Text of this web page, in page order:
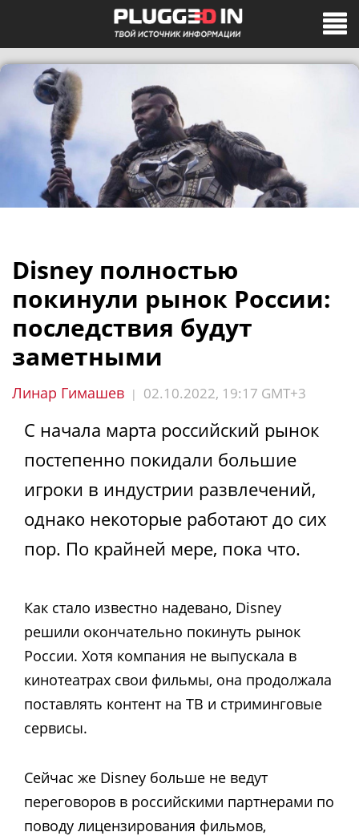
Disney полностью
покинули рынок России:
последствия будут
заметными
Линар Гимашев | 02.10.2022, 19:17 GMT+3
С начала марта российский рынок
постепенно покидали большие
игроки в индустрии развлечений,
однако некоторые работают до сих
пор. По крайней мере, пока что.
Как стало известно надевано, Disney
решили окончательно покинуть рынок
России. Хотя компания не выпускала в
кинотеатрах свои фильмы, она продолжала
поставлять контент на ТВ и стриминговые
сервисы.
Сейчас же Disney больше не ведут
переговоров в российскими партнерами по
поводу лицензирования фильмов,